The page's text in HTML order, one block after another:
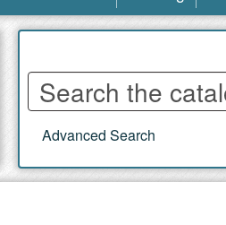
Enter
words
to
search
catalog
Advanced Search